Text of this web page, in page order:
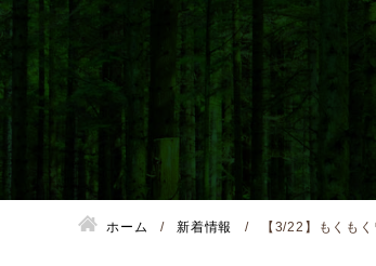
About us
ぎふの木ネットとは
ぎふの木ネットとSDGs
ホーム 新着情報 【3/22】もくも